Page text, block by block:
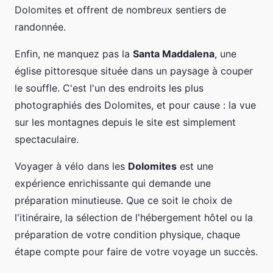
Dolomites et offrent de nombreux sentiers de
randonnée.
Enfin, ne manquez pas la Santa Maddalena, une
église pittoresque située dans un paysage à couper
le souffle. C'est l'un des endroits les plus
photographiés des Dolomites, et pour cause : la vue
sur les montagnes depuis le site est simplement
spectaculaire.
Voyager à vélo dans les Dolomites est une
expérience enrichissante qui demande une
préparation minutieuse. Que ce soit le choix de
l'itinéraire, la sélection de l'hébergement hôtel ou la
préparation de votre condition physique, chaque
étape compte pour faire de votre voyage un succès.